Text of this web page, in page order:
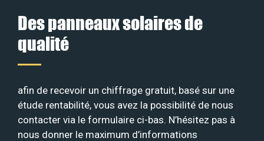
Des panneaux solaires de
qualité
afin de recevoir un chiffrage gratuit, basé sur une
étude rentabilité, vous avez la possibilité de nous
contacter via le formulaire ci-bas. N’hésitez pas à
nous donner le maximum d’informations